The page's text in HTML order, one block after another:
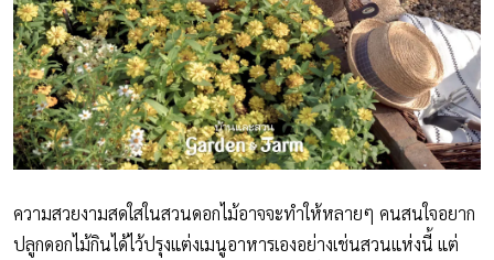
ความสวยงามสดใสในสวนดอกไม้อาจจะทำให้หลายๆ คนสนใจอยาก
ปลูกดอกไม้กินได้ไว้ปรุงแต่งเมนูอาหารเองอย่างเช่นสวนแห่งนี้ แต่